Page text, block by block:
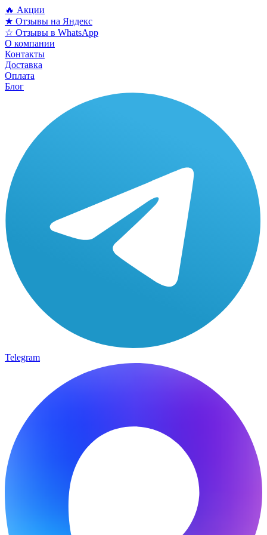
🔥 Акции
★ Отзывы на Яндекс
☆ Отзывы в WhatsApp
О компании
Контакты
Доставка
Оплата
Блог
Telegram